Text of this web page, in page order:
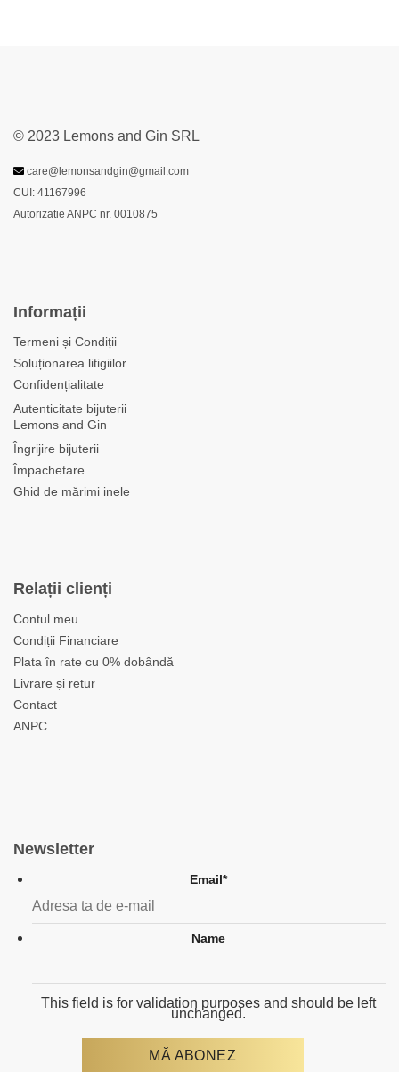
© 2023 Lemons and Gin SRL
care@lemonsandgin@gmail.com
CUI: 41167996
Autorizatie ANPC nr. 0010875
Informații
Termeni și Condiții
Soluționarea litigiilor
Confidențialitate
Autenticitate bijuterii
Lemons and Gin
Îngrijire bijuterii
Împachetare
Ghid de mărimi inele
Relații clienți
Contul meu
Condiții Financiare
Plata în rate cu 0% dobândă
Livrare și retur
Contact
ANPC
Newsletter
Email*
Name
This field is for validation purposes and should be left
unchanged.